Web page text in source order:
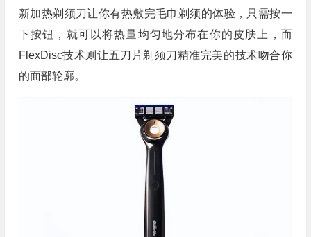
新加热剃须刀让你有热敷完毛巾剃须的体验，只需按一
下按钮，就可以将热量均匀地分布在你的皮肤上，而
FlexDisc技术则让五刀片剃须刀精准完美的技术吻合你
的面部轮廓。